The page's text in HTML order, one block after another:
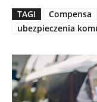
TAGI Compensa
ubezpieczenia